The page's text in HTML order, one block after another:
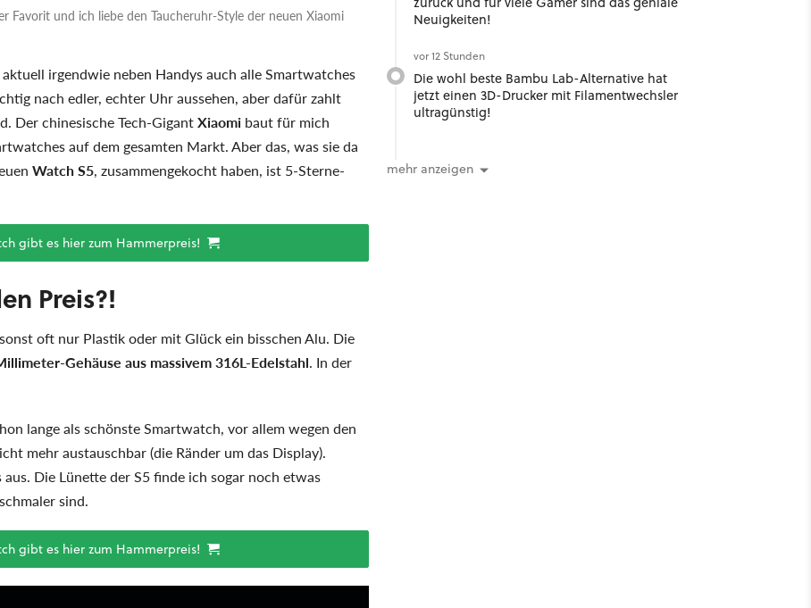
Favorit und ich liebe den Taucheruhr-Style der neuen Xiaomi
irgendwie neben Handys auch alle Smartwatches
nach edler, echter Uhr aussehen, aber dafür zahlt
Der chinesische Tech-GigantXiaomi baut für mich
auf dem gesamten Markt. Aber das, was sie da
Watch S5, zusammengekocht haben, ist 5-Sterne-
gibt es hier zum Hammerpreis!
Preis?!
oft nur Plastik oder mit Glück ein bisschen Alu. Die
Gehäuse aus massivem 316L-Edelstahl. In der
lange als schönste Smartwatch, vor allem wegen den
mehr austauschbar (die Ränder um das Display).
Die Lünette der S5 finde ich sogar noch etwas
sind.
gibt es hier zum Hammerpreis!
Neuigkeiten!
vor 12 Stunden
Die wohl beste Bambu Lab-Alternative hat
jetzt einen 3D-Drucker mit Filamentwechsler
ultragünstig!
mehr anzeigen